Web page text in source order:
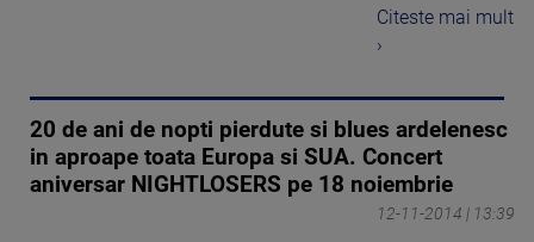
Citeste mai mult
›
20 de ani de nopti pierdute si blues ardelenesc
in aproape toata Europa si SUA. Concert
aniversar NIGHTLOSERS pe 18 noiembrie
12-11-2014 | 13:39